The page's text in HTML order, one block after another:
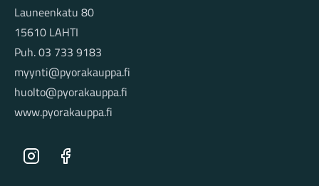
Launeenkatu 80
15610 LAHTI
Puh. 03 733 9183
myynti@pyorakauppa.fi
huolto@pyorakauppa.fi
www.pyorakauppa.fi
Instagram Facebook